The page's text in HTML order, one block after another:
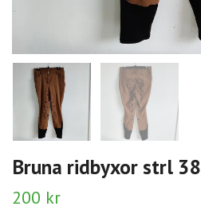
Bruna ridbyxor strl 38
200 kr